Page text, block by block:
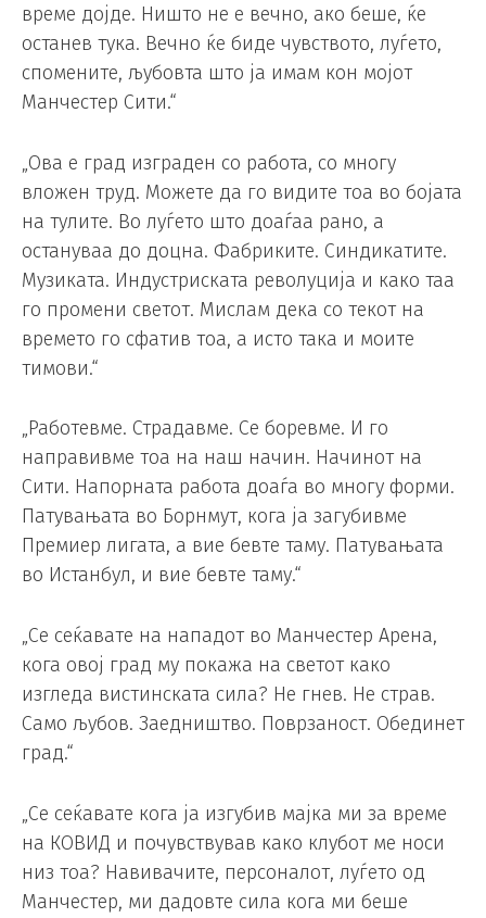
време дојде. Ништо не е вечно, ако беше, ќе
останев тука. Вечно ќе биде чувството, луѓето,
спомените, љубовта што ја имам кон мојот
Манчестер Сити.“
„Ова е град изграден со работа, со многу
вложен труд. Можете да го видите тоа во бојата
на тулите. Во луѓето што доаѓаа рано, а
остануваа до доцна. Фабриките. Синдикатите.
Музиката. Индустриската револуција и како таа
го промени светот. Мислам дека со текот на
времето го сфатив тоа, а исто така и моите
тимови.“
„Работевме. Страдавме. Се боревме. И го
направивме тоа на наш начин. Начинот на
Сити. Напорната работа доаѓа во многу форми.
Патувањата во Борнмут, кога ја загубивме
Премиер лигата, а вие бевте таму. Патувањата
во Истанбул, и вие бевте таму.“
„Се сеќавате на нападот во Манчестер Арена,
кога овој град му покажа на светот како
изгледа вистинската сила? Не гнев. Не страв.
Само љубов. Заедништво. Поврзаност. Обединет
град.“
„Се сеќавате кога ја изгубив мајка ми за време
на КОВИД и почувствував како клубот ме носи
низ тоа? Навивачите, персоналот, луѓето од
Манчестер, ми дадовте сила кога ми беше